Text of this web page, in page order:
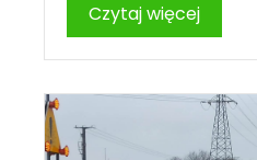
Czytaj więcej